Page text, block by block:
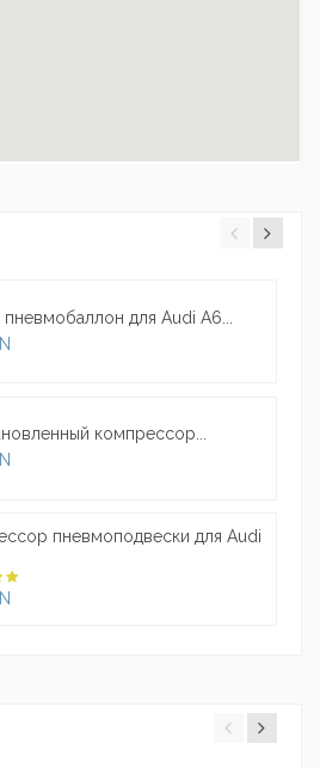
пневмобаллон для Audi A6...
компрессор...
пневмоподвески для Audi